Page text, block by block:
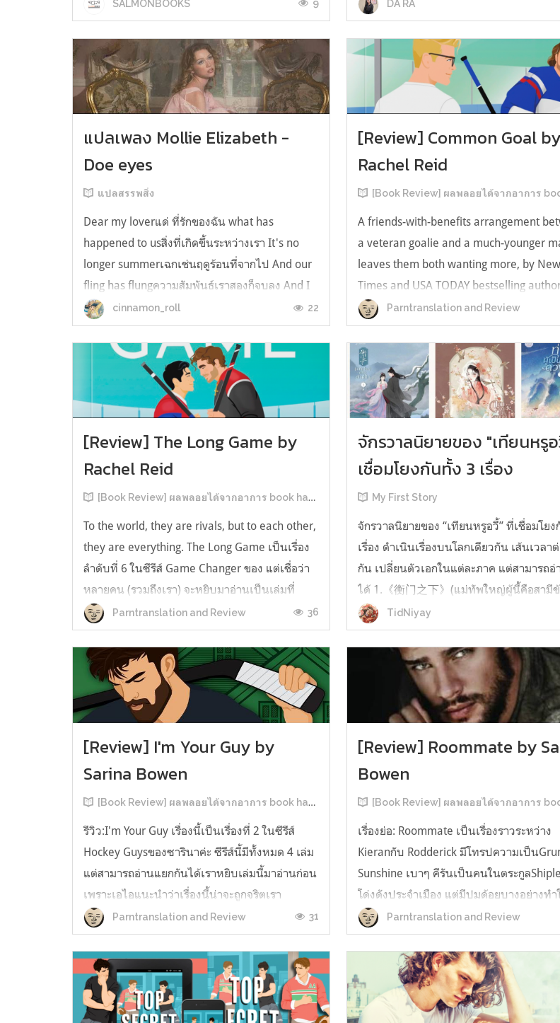
SALMONBOOKS 9
ว่าควรมี ชอบตรงที่ไม่มีกลิ่นคาวเลย กินง่าย
ตั้งแต่เคยกินน้ำมันปลามาเลย ใครที่เคยกิ...
DA RA
แปลเพลง Mollie Elizabeth -
Doe eyes
แปลสรรพสิ่ง
Dear my loverแด่ ที่รักของฉัน what has
happened to usสิ่งที่เกิดขึ้นระหว่างเรา It's no
longer summerเฉกเช่นฤดูร้อนที่จากไป And our
fling has flungความสัมพันธ์เราสองก็จบลง And I
still spin your recordsแต่ฉันยังเล่นเพลงโปรดของ
คุณบนแผ่นเสียงไวนิล And You still feel like
homeในใจฉัน ตัวตนคุณก็ยังอบอ...
cinnamon_roll 22
[Review] Common Goal by
Rachel Reid
[Book Review] ผลพลอยได้จากอาการ book hangover หลังอ่านสารพัน MM
A friends-with-benefits arrangement
a veteran goalie and a much-younger
leaves them both wanting more, by
Times and USA TODAY bestselling
Rachel Reid. เป็นเรื่องลำดับที่ 4ในซีรีส์
Changer และเป็นเล่มที่ 4 ที่เราหยิบมาอ่าน
ที่สุดลำดับเรื่องกับลำดับที่หยิบอ่านก็ตรงกั...
Parntranslation and Review
[Review] The Long Game by
Rachel Reid
[Book Review] ผลพลอยได้จากอาการ book hangover หลังอ่านสารพัน MM Romance
To the world, they are rivals, but to each other,
they are everything. The Long Game เป็นเรื่อง
ลำดับที่ 6 ในซีรีส์ Game Changer ของ แต่เชื่อว่า
หลายคน (รวมถึงเรา) จะหยิบมาอ่านเป็นเล่มที่
2หลังจากอ่าน Heated Rivalry มา555 เรื่องย่อ:
The Long Game เล่ม Long Game นี่จะเป็น
ประมาณ2 ปีหลังจาก HR จะดำเนินเ...
Parntranslation and Review 36
จักรวาลนิยายของ "เทียนหรู
เชื่อมโยงกันทั้ง 3 เรื่อง
My First Story
จักรวาลนิยายของ “เทียนหรูอวี้” ที่เชื่อมโย
เรื่อง ดำเนินเรื่องบนโลกเดียวกัน เส้นเวลา
กัน เปลี่ยนตัวเอกในแต่ละภาค แต่สามารถอ่
ได้ 1.《衡门之下》(แม่ทัพใหญ่ผู้นี้คือสามีข้
เล่มจบ) เป็นเรื่องที่เกิดก่อน เล่าเรื่องของ ฝู
หลี่ชีฉือ ที่ต้องแต่งงานกันก่อนจะใช้ชีวิตห่าง
TidNiyay
[Review] I'm Your Guy by
Sarina Bowen
[Book Review] ผลพลอยได้จากอาการ book hangover หลังอ่านสารพัน MM Romance
รีวิว:I'm Your Guy เรื่องนี้เป็นเรื่องที่ 2 ในซีรีส์
Hockey Guysของซารินาค่ะ ซีรีส์นี้มีทั้งหมด 4 เล่ม
แต่สามารถอ่านแยกกันได้เราหยิบเล่มนี้มาอ่านก่อน
เพราะเอไอแนะนำว่าเรื่องนี้น่าจะถูกจริตเรา
มากกว่า555 เรื่องนี้เป็นเรื่องราวของ TOMMASO
นักกีฬาฮอกกี้ NHL กับ Carter มัณฑนากรมือฉมัง
ทอมมาโซเพิ่งโดนเทร...
Parntranslation and Review 31
[Review] Roommate by
Bowen
[Book Review] ผลพลอยได้จากอาการ book hangover หลังอ่านสารพัน MM
เรื่องย่อ: Roommate เป็นเรื่องราวระหว่าง
Kieranกับ Rodderick มีโทรปความเป็น
Sunshine เบาๆ คีรันเป็นคนในตระกูล
โด่งดังประจำเมือง แต่มีปมด้อยบางอย่างทำ
ว่าพ่อรักพี่ชายมากกว่าตัวเองเสมอ จึงดิ้นรน
ออกมาอยู่คนเดียวเพื่อให้หลุดจากอิทธิพลข
บ้าน และไล่ตามความฝันการเป็นกราฟฟิ...
Parntranslation and Review